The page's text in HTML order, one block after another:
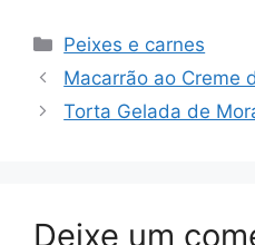
Categorias
Peixes e carnes
Macarrão ao Creme
Torta Gelada de
Deixe um